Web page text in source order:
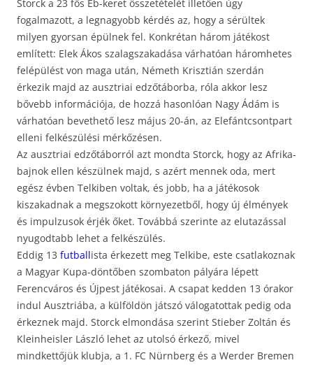
Storck a 23 fős Eb-keret összetételét illetően úgy
fogalmazott, a legnagyobb kérdés az, hogy a sérültek
milyen gyorsan épülnek fel. Konkrétan három játékost
említett: Elek Ákos szalagszakadása várhatóan háromhetes
felépülést von maga után, Németh Krisztián szerdán
érkezik majd az ausztriai edzőtáborba, róla akkor lesz
bővebb információja, de hozzá hasonlóan Nagy Ádám is
várhatóan bevethető lesz május 20-án, az Elefántcsontpart
elleni felkészülési mérkőzésen.
Az ausztriai edzőtáborról azt mondta Storck, hogy az Afrika-
bajnok ellen készülnek majd, s azért mennek oda, mert
egész évben Telkiben voltak, és jobb, ha a játékosok
kiszakadnak a megszokott környezetből, hogy új élmények
és impulzusok érjék őket. Továbbá szerinte az elutazással
nyugodtabb lehet a felkészülés.
Eddig 13 futballista érkezett meg Telkibe, este csatlakoznak
a Magyar Kupa-döntőben szombaton pályára lépett
Ferencváros és Újpest játékosai. A csapat kedden 13 órakor
indul Ausztriába, a külföldön játszó válogatottak pedig oda
érkeznek majd. Storck elmondása szerint Stieber Zoltán és
Kleinheisler László lehet az utolsó érkező, mivel
mindkettőjük klubja, a 1. FC Nürnberg és a Werder Bremen